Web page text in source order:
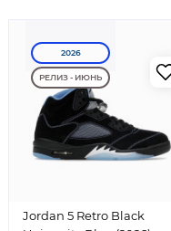
2026
РЕЛИЗ - ИЮНЬ
Jordan 5 Retro Black